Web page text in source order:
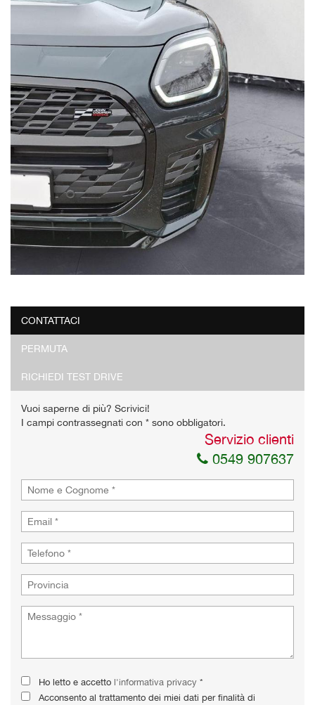
CONTATTACI
PERMUTA
RICHIEDI TEST DRIVE
Vuoi saperne di più? Scrivici!
I campi contrassegnati con * sono obbligatori.
Servizio clienti
0549 907637
Ho letto e accetto l'informativa privacy *
Acconsento al trattamento dei miei dati per finalità di